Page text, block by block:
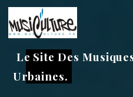
Aller
au
contenu
Le Site Des
Urbaines.